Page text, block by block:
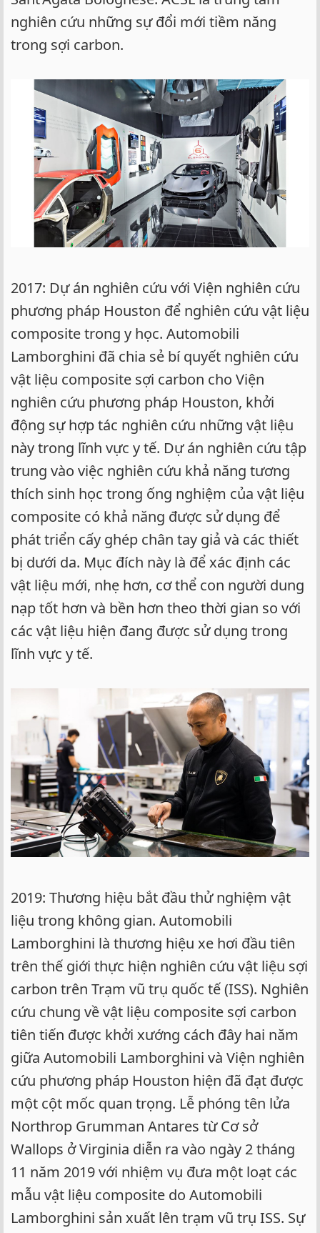
nghiên cứu những sự đổi mới tiềm năng
trong sợi carbon.
2017: Dự án nghiên cứu với Viện nghiên cứu
phương pháp Houston để nghiên cứu vật liệu
composite trong y học. Automobili
Lamborghini đã chia sẻ bí quyết nghiên cứu
vật liệu composite sợi carbon cho Viện
nghiên cứu phương pháp Houston, khởi
động sự hợp tác nghiên cứu những vật liệu
này trong lĩnh vực y tế. Dự án nghiên cứu tập
trung vào việc nghiên cứu khả năng tương
thích sinh học trong ống nghiệm của vật liệu
composite có khả năng được sử dụng để
phát triển cấy ghép chân tay giả và các thiết
bị dưới da. Mục đích này là để xác định các
vật liệu mới, nhẹ hơn, cơ thể con người dung
nạp tốt hơn và bền hơn theo thời gian so với
các vật liệu hiện đang được sử dụng trong
lĩnh vực y tế.
2019: Thương hiệu bắt đầu thử nghiệm vật
liệu trong không gian. Automobili
Lamborghini là thương hiệu xe hơi đầu tiên
trên thế giới thực hiện nghiên cứu vật liệu sợi
carbon trên Trạm vũ trụ quốc tế (ISS). Nghiên
cứu chung về vật liệu composite sợi carbon
tiên tiến được khởi xướng cách đây hai năm
giữa Automobili Lamborghini và Viện nghiên
cứu phương pháp Houston hiện đã đạt được
một cột mốc quan trọng. Lễ phóng tên lửa
Northrop Grumman Antares từ Cơ sở
Wallops ở Virginia diễn ra vào ngày 2 tháng
11 năm 2019 với nhiệm vụ đưa một loạt các
mẫu vật liệu composite do Automobili
Lamborghini sản xuất lên trạm vũ trụ ISS. Sự